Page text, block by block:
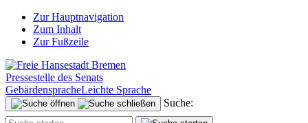
Zur Hauptnavigation
Zum Inhalt
Zur Fußzeile
Pressestelle des Senats
GebärdenspracheLeichte Sprache
Suche: